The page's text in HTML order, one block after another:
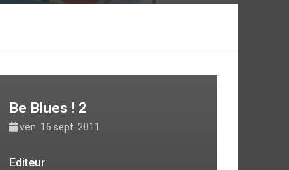
Be Blues ! 2
ven. 16 sept. 2011
Editeur